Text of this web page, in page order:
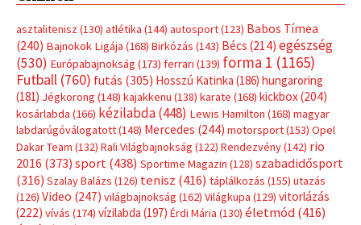
asztalitenisz (130) atlétika (144) autosport(123) Babos Tímea
(240) Bajnokok Ligája (168) Birkózás (143) Bécs (214) egészség
(530) Európabajnokság (173) ferrari (139) forma 1 (1165)
Futball (760) futás (305) Hosszú Katinka (186) hungaroring
(181) Jégkorong (148) kajakkenu (138) karate (168) kickbox(204)
kosárlabda (166) kézilabda(448) Lewis Hamilton (168) magyar
labdarúgóválogatott(148) Mercedes (244) motorsport(153) Opel
Dakar Team (132) Rali Világbajnokság (122) Rendezvény(142) rio
2016 (373) sport(438) Sportime Magazin (128) szabadidősport
(316) Szalay Balázs (126) tenisz (416) táplálkozás (155) utazás
(126) Video (247) világbajnokság (162) Világkupa (129) vitorlázás
(222) vívás (174) vízilabda (197) Érdi Mária (130) életmód(416)